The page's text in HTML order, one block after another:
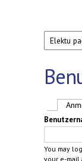
You may
your e-mail